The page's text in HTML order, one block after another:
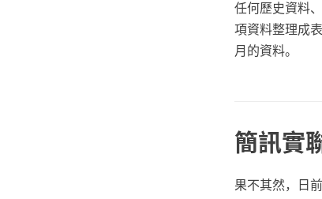
任何歷史資料
項資料整理成
月的資料。
簡訊實
果不其然，日